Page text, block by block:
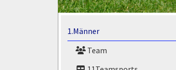
1.Männer
Team